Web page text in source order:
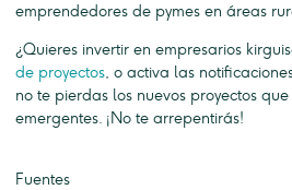
emprendedores de pymes en áreas
¿Quieres invertir en empresarios
de proyectos, o activa las
no te pierdas los nuevos proyectos
emergentes. ¡No te arrepentirás!
Fuentes